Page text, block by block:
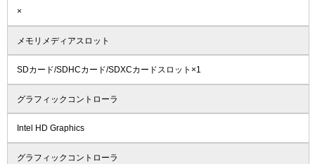
×
メモリメディアスロット
SDカード/SDHCカード/SDXCカードスロット×1
グラフィックコントローラ
Intel HD Graphics
グラフィックコントローラ